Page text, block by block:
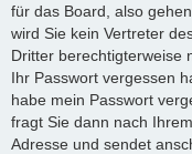
für das Board, also
wird Sie kein Vertreter
Dritter berechtigterweise
Ihr Passwort vergessen
habe mein Passwort
fragt Sie dann nach
Adresse und sendet